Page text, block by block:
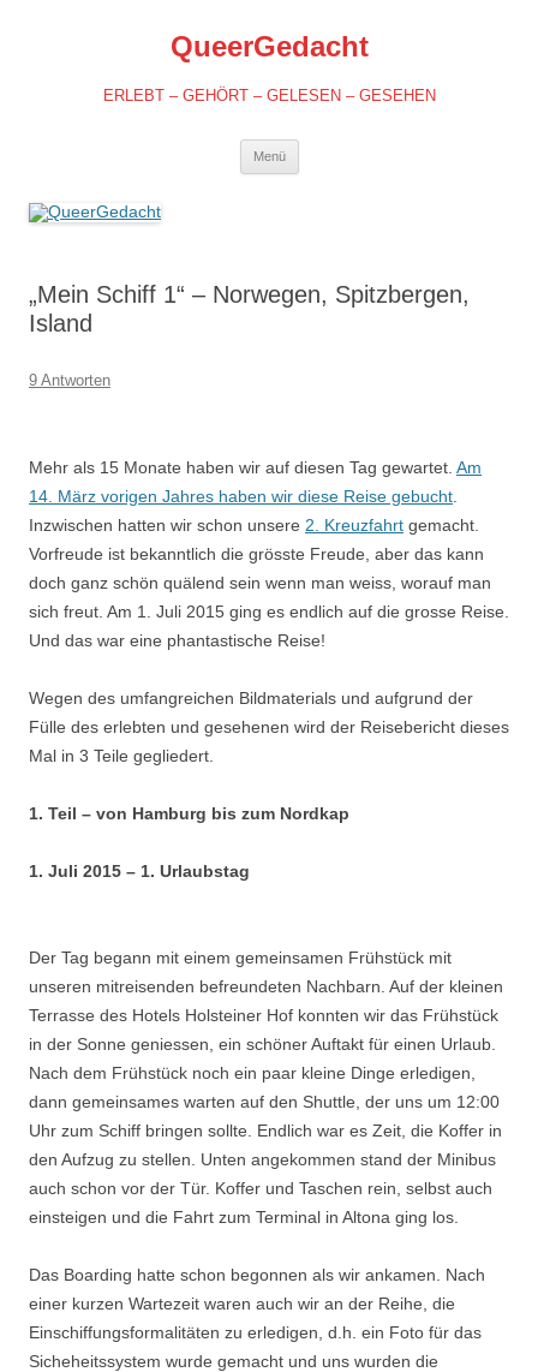
QueerGedacht
ERLEBT – GEHÖRT – GELESEN – GESEHEN
Menü
„Mein Schiff 1“ – Norwegen, Spitzbergen,
Island
9 Antworten
Mehr als 15 Monate haben wir auf diesen Tag gewartet. Am
14. März vorigen Jahres haben wir diese Reise gebucht
Inzwischen hatten wir schon unsere 2. Kreuzfahrt gemacht.
Vorfreude ist bekanntlich die grösste Freude, aber das kann
doch ganz schön quälend sein wenn man weiss, worauf man
sich freut. Am 1. Juli 2015 ging es endlich auf die grosse Reise.
Und das war eine phantastische Reise!
Wegen des umfangreichen Bildmaterials und aufgrund der
Fülle des erlebten und gesehenen wird der Reisebericht dieses
Mal in 3 Teile gegliedert.
1. Teil – von Hamburg bis zum Nordkap
1. Juli 2015 – 1. Urlaubstag
Der Tag begann mit einem gemeinsamen Frühstück mit
unseren mitreisenden befreundeten Nachbarn. Auf der kleinen
Terrasse des Hotels Holsteiner Hof konnten wir das Frühstück
in der Sonne geniessen, ein schöner Auftakt für einen Urlaub.
Nach dem Frühstück noch ein paar kleine Dinge erledigen,
dann gemeinsames warten auf den Shuttle, der uns um 12:00
Uhr zum Schiff bringen sollte. Endlich war es Zeit, die Koffer in
den Aufzug zu stellen. Unten angekommen stand der Minibus
auch schon vor der Tür. Koffer und Taschen rein, selbst auch
einsteigen und die Fahrt zum Terminal in Altona ging los.
Das Boarding hatte schon begonnen als wir ankamen. Nach
einer kurzen Wartezeit waren auch wir an der Reihe, die
Einschiffungsformalitäten zu erledigen, d.h. ein Foto für das
Sicheheitssystem wurde gemacht und uns wurden die